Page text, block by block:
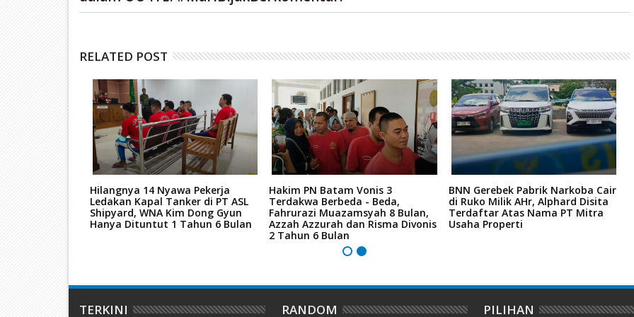
RELATED POST
Hilangnya 14 Nyawa Pekerja
Ledakan Kapal Tanker di PT ASL
Shipyard, WNA Kim Dong Gyun
Hanya Dituntut 1 Tahun 6 Bulan
Hakim PN Batam Vonis 3
Terdakwa Berbeda - Beda,
Fahrurazi Muazamsyah 8 Bulan,
Azzah Azzurah dan Risma Divonis
2 Tahun 6 Bulan
BNN Gerebek Pabrik Narkoba Cair
di Ruko Milik AHr, Alphard Disita
Terdaftar Atas Nama PT Mitra
Usaha Properti
TERKINI RANDOM PILIHAN